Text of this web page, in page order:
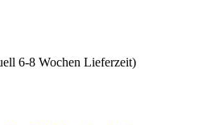
6-8 Wochen Lieferzeit)